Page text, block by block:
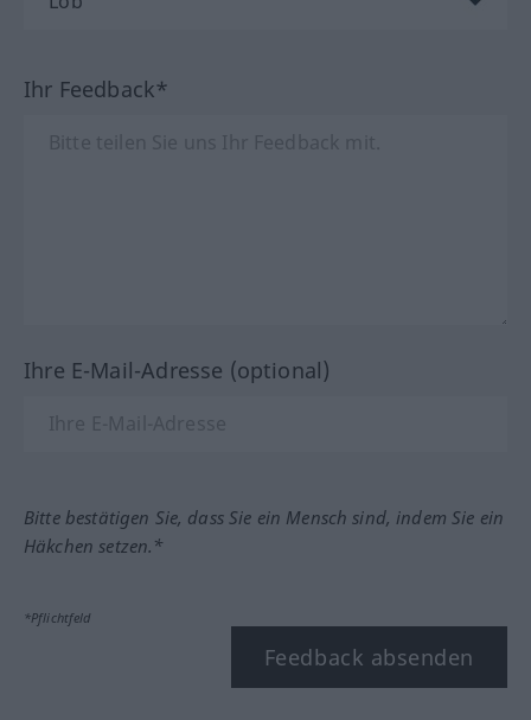
Ihr Feedback*
Ihre E-Mail-Adresse (optional)
Bitte bestätigen Sie, dass Sie ein Mensch sind, indem Sie ein
Häkchen setzen.*
*Pflichtfeld
Feedback absenden